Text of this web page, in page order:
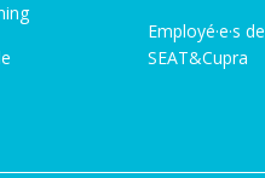
Employé·e·s de
SEAT&Cupra